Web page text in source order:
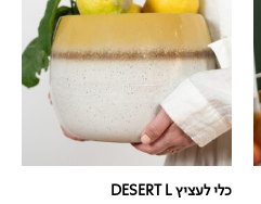
כלי לעציץ DESERT L